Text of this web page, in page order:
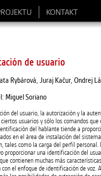
KONTAKT
de usuario
Rybárová, Juraj Kačur, Ondrej
Miguel Soriano
del usuario, la autorización y la
usuarios y sólo los comandos
del hablante tiende a
en el área de instalación del
tales como la carga del perfil
proporcionar una identificación del
contienen muchas más
con el enfoque de identificación de voz.